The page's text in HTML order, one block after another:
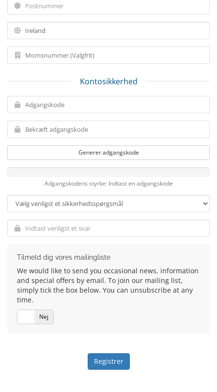
Kontosikkerhed
Generer adgangskode
Adgangskodens styrke: Indtast en adgangskode
Tilmeld dig vores mailingliste
We would like to send you occasional news, information
and special offers by email. To join our mailing list,
simply tick the box below. You can unsubscribe at any
time.
Nej